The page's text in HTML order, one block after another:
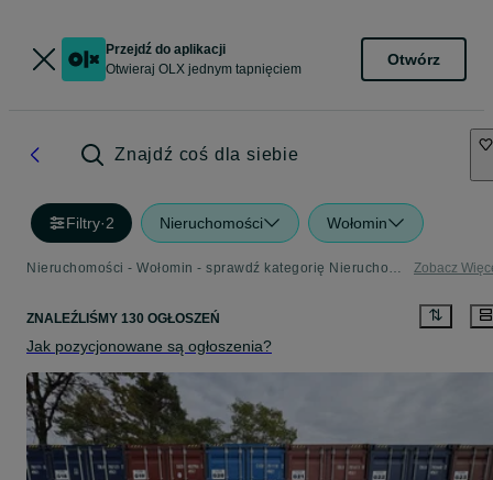
Przejdź do aplikacji
Otwieraj OLX jednym tapnięciem
Otwórz
Znajdź coś dla siebie
Filtry·2 Nieruchomości Wołomin
Nieruchomości - Wołomin - sprawdź kategorię Nieruchomości Zobacz
ZNALEŹLIŚMY 130 OGŁOSZEŃ
Jak pozycjonowane są ogłoszenia?